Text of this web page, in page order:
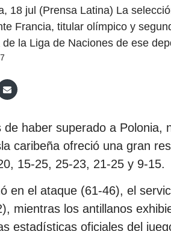
18 jul (Prensa Latina) La
Francia, titular olímpico y
la Liga de Naciones de ese
de haber superado a Polonia,
caribeña ofreció una gran
15-25, 25-23, 21-25 y 9-15.
en el ataque (61-46), el
mientras los antillanos
estadísticas oficiales del